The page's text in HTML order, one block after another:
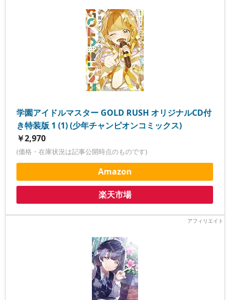
学園アイドルマスター GOLD RUSH オリジナルCD付
き特装版 1 (1) (少年チャンピオンコミックス)
￥2,970
(価格・在庫状況は記事公開時点のものです)
Amazon
楽天市場